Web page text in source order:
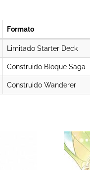
Formato
Limitado Starter Deck
Construido Bloque Saga
Construido Wanderer